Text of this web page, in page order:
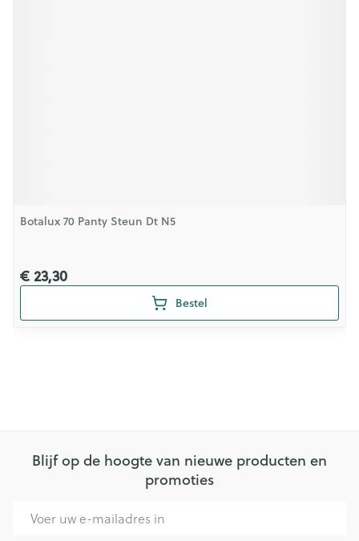
Botalux 70 Panty Steun Dt N5
€ 23,30
Bestel
Blijf op de hoogte van nieuwe producten en
promoties